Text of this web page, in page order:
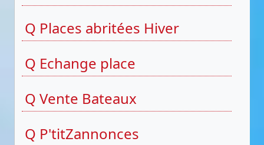
Q Places abritées Hiver
Q Echange place
Q Vente Bateaux
Q P'titZannonces